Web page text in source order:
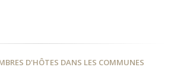
D'HÔTES DANS LES COMMUNES